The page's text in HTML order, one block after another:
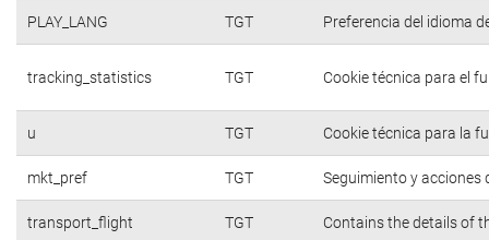
PLAY_LANG TGT Preferencia del idioma
tracking_statistics TGT Cookie técnica para el
u TGT Cookie técnica para la
mkt_pref TGT Seguimiento y acciones
transport_flight TGT Contains the details of